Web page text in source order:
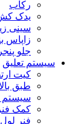
رکاب
یدک کش
سینی
زاپاس
جلو
سیستم تعلیق
کیت
طبق
سیستم
کمک فنر
فنر لول